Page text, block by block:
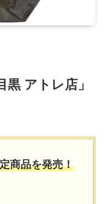
黒 アトレ店」
商品を発売！